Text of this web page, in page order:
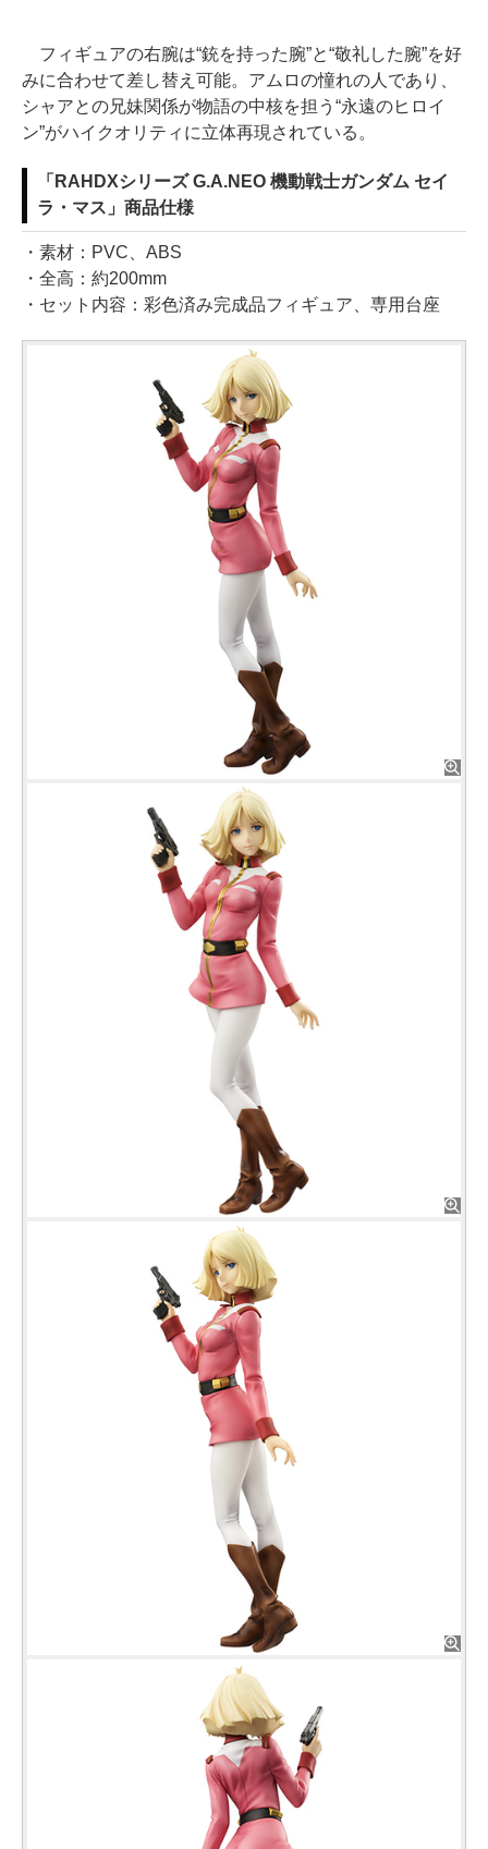
フィギュアの右腕は“銃を持った腕”と“敬礼した腕”を好
みに合わせて差し替え可能。アムロの憧れの人であり、
シャアとの兄妹関係が物語の中核を担う“永遠のヒロイ
ン”がハイクオリティに立体再現されている。
「RAHDXシリーズ G.A.NEO 機動戦士ガンダム セイ
ラ・マス」商品仕様
・素材：PVC、ABS
・全高：約200mm
・セット内容：彩色済み完成品フィギュア、専用台座